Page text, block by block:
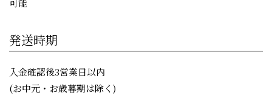
可能
発送時期
入金確認後3営業日以内
(お中元・お歳暮期は除く)